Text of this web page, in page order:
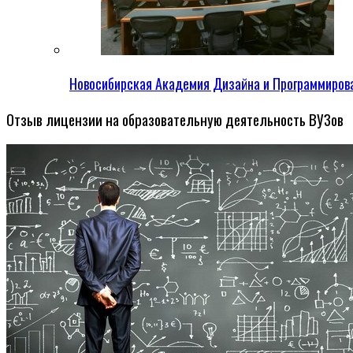
Новосибирская Академия Дизайна и
Отзыв лицензии на образовательную деятельность ВУЗов